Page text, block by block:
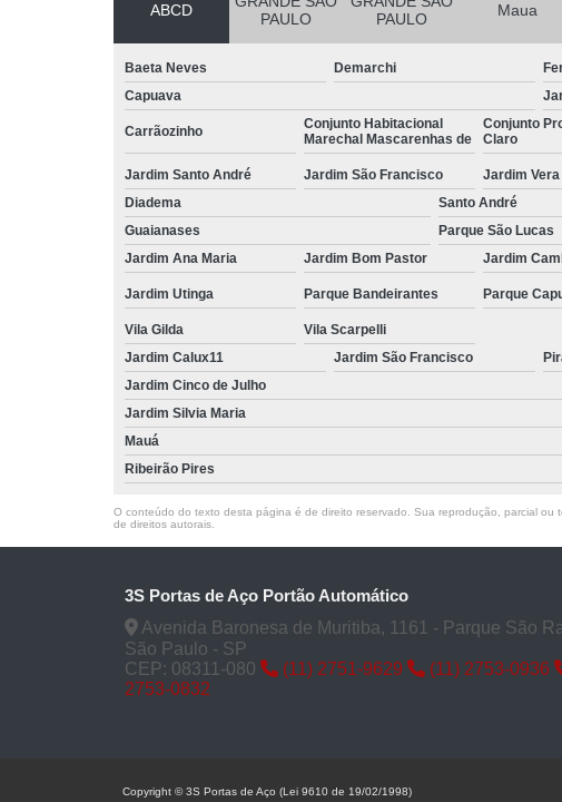
ABCD
PAULO
PAULO
Maua
Baeta Neves Demarchi
Capuava
Carrãozinho
Conjunto Habitacional
Marechal Mascarenhas de
Conjunto
Claro
Jardim Santo André Jardim São Francisco Jardim
Diadema
Santo André
Guaianases
Parque São Lucas
Jardim Ana Maria
Jardim Bom Pastor Jardim
Jardim Utinga Parque Bandeirantes Parque
Vila Gilda
Vila Scarpelli
Jardim Calux11
Jardim São Francisco
Jardim Cinco de Julho
Jardim Silvia Maria
Mauá
Ribeirão Pires
O conteúdo do texto desta página é de direito reservado. Sua reprodução, parcial
de direitos autorais
3S Portas de Aço Portão Automático
Avenida Baronesa de Muritiba, 1161 - Parque São
São Paulo - SP
CEP: 08311-080
(11) 2751-9629 (11) 2753-0936
2753-0832
Copyright © 3S Portas de Aço (Lei 9610 de 19/02/1998)